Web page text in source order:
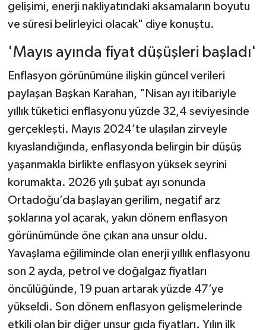
gelişimi, enerji nakliyatındaki aksamaların boyutu
ve süresi belirleyici olacak" diye konuştu.
'Mayıs ayında fiyat düşüşleri başladı'
Enflasyon görünümüne ilişkin güncel verileri
paylaşan Başkan Karahan, "Nisan ayı itibariyle
yıllık tüketici enflasyonu yüzde 32,4 seviyesinde
gerçekleşti. Mayıs 2024’te ulaşılan zirveyle
kıyaslandığında, enflasyonda belirgin bir düşüş
yaşanmakla birlikte enflasyon yüksek seyrini
korumakta. 2026 yılı şubat ayı sonunda
Ortadoğu’da başlayan gerilim, negatif arz
şoklarına yol açarak, yakın dönem enflasyon
görünümünde öne çıkan ana unsur oldu.
Yavaşlama eğiliminde olan enerji yıllık enflasyonu
son 2 ayda, petrol ve doğalgaz fiyatları
öncülüğünde, 19 puan artarak yüzde 47’ye
yükseldi. Son dönem enflasyon gelişmelerinde
etkili olan bir diğer unsur gıda fiyatları. Yılın ilk